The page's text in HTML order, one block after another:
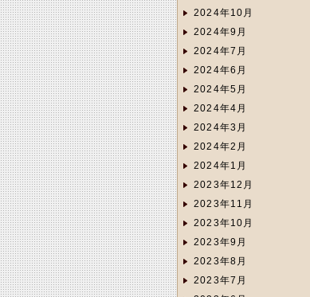
2024年10月
2024年9月
2024年7月
2024年6月
2024年5月
2024年4月
2024年3月
2024年2月
2024年1月
2023年12月
2023年11月
2023年10月
2023年9月
2023年8月
2023年7月